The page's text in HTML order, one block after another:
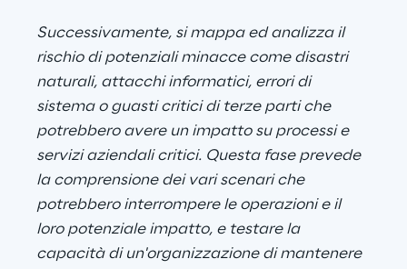
Successivamente, si mappa ed analizza il
rischio di potenziali minacce come disastri
naturali, attacchi informatici, errori di
sistema o guasti critici di terze parti che
potrebbero avere un impatto su processi e
servizi aziendali critici. Questa fase prevede
la comprensione dei vari scenari che
potrebbero interrompere le operazioni e il
loro potenziale impatto, e testare la
capacità di un'organizzazione di mantenere